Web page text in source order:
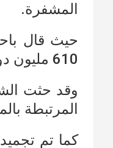
المشفرة.
610 مليون دولار من العملات المشفرة إلى ثلاثة عناوين مختلفة.
وقد حثت
المرتبطة